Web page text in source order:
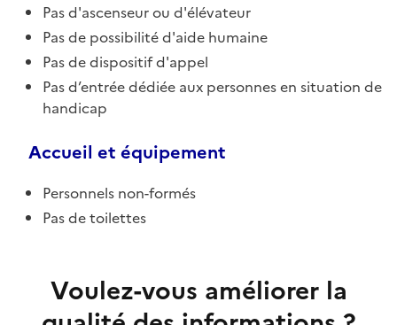
Pas d'ascenseur ou d'élévateur
Pas de possibilité d'aide humaine
Pas de dispositif d'appel
Pas d’entrée dédiée aux personnes en situation de
handicap
Accueil et équipement
Personnels non-formés
Pas de toilettes
Voulez-vous améliorer la